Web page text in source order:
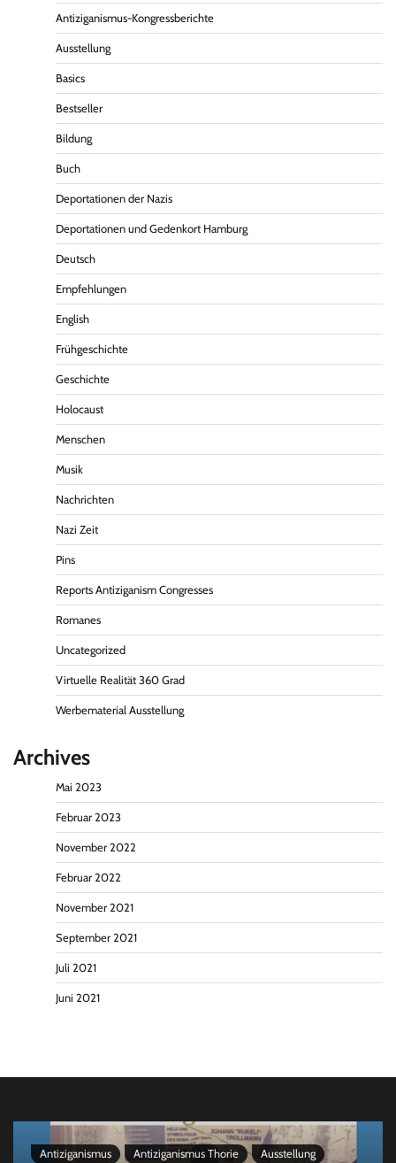
Antiziganismus-Kongressberichte
Ausstellung
Basics
Bestseller
Bildung
Buch
Deportationen der Nazis
Deportationen und Gedenkort Hamburg
Deutsch
Empfehlungen
English
Frühgeschichte
Geschichte
Holocaust
Menschen
Musik
Nachrichten
Nazi Zeit
Pins
Reports Antiziganism Congresses
Romanes
Uncategorized
Virtuelle Realität 360 Grad
Werbematerial Ausstellung
Archives
Mai 2023
Februar 2023
November 2022
Februar 2022
November 2021
September 2021
Juli 2021
Juni 2021
Antiziganismus Antiziganismus Thorie Ausstellung